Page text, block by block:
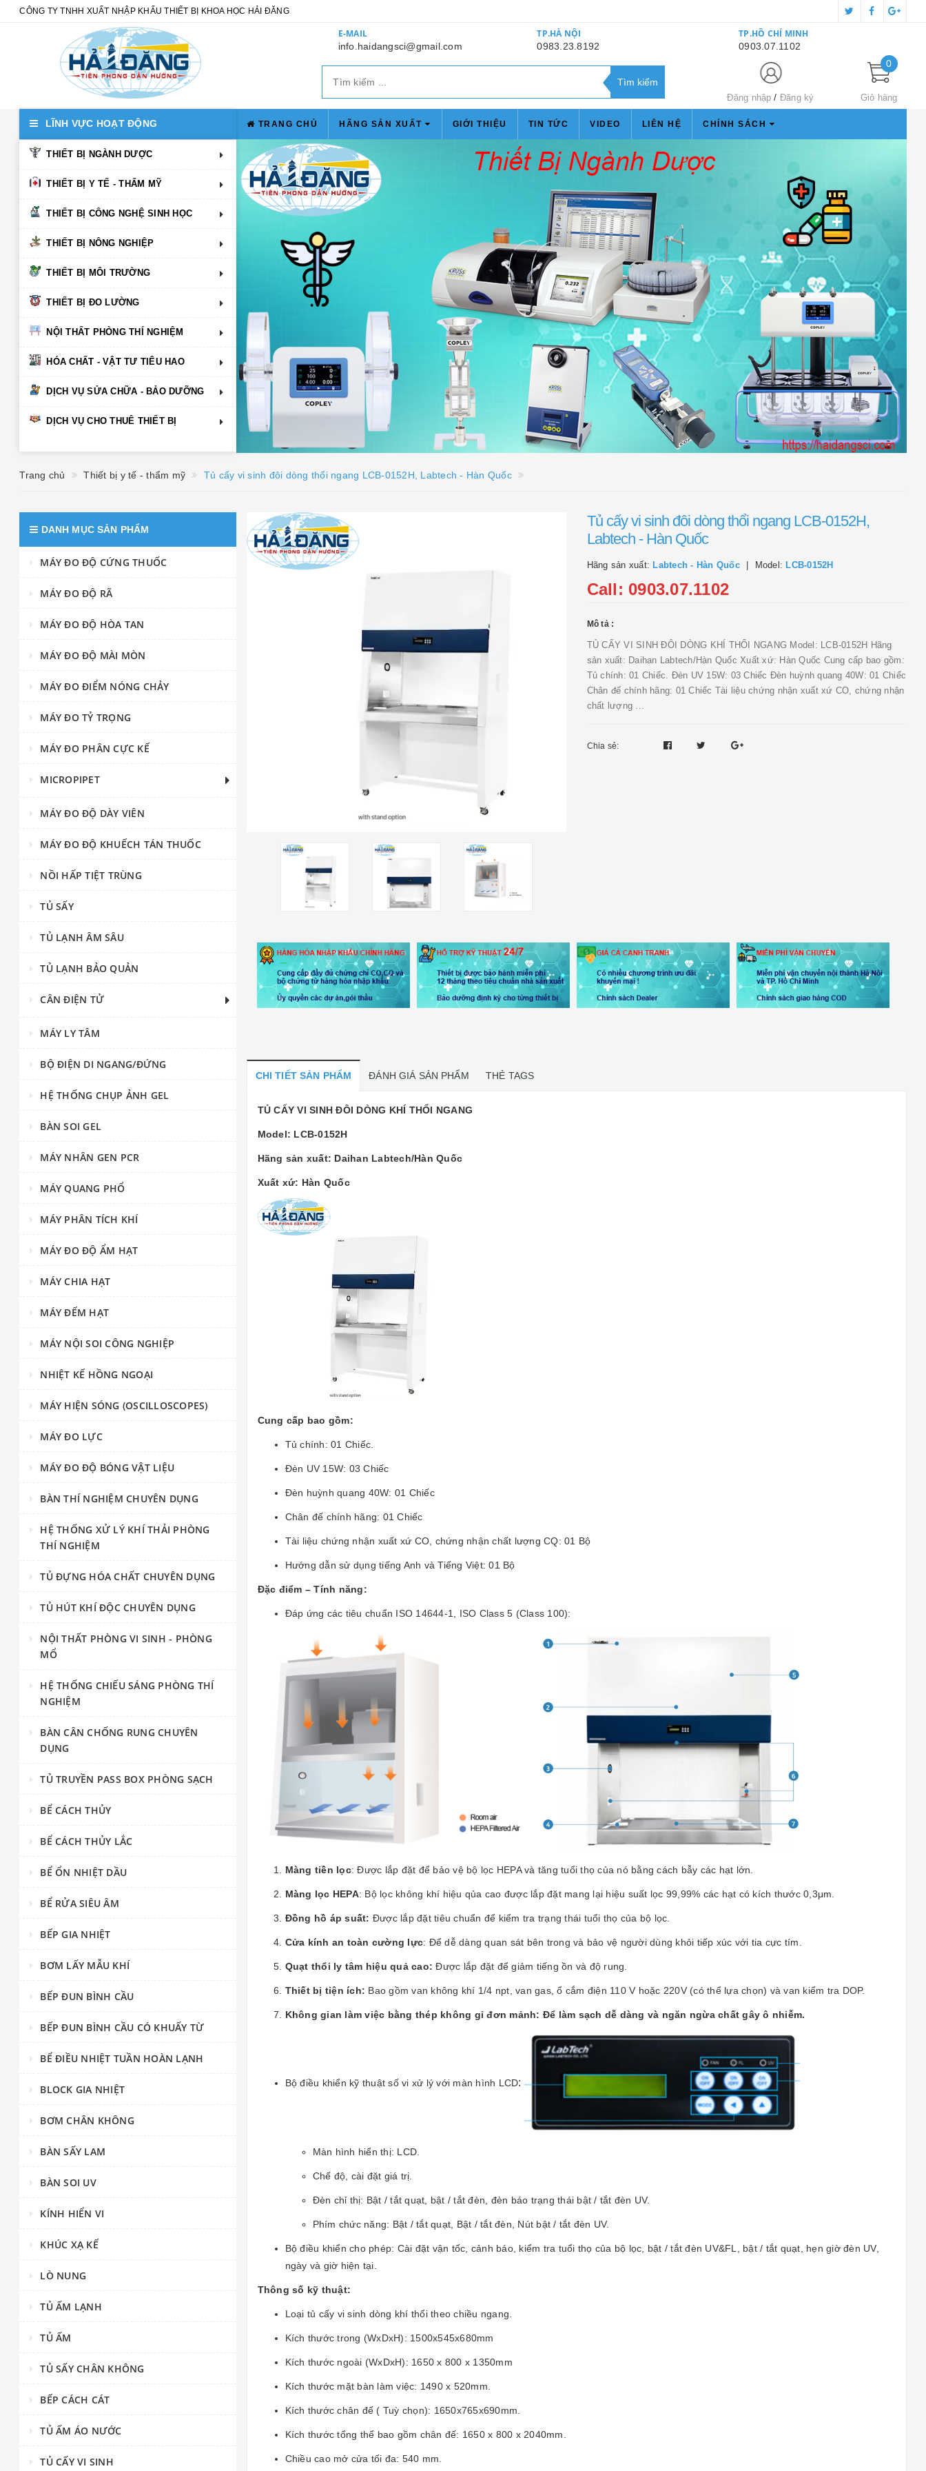
CÔNG TY TNHH XUẤT NHẬP KHẨU THIẾT BỊ KHOA HỌC HẢI ĐĂNG
E-MAIL
info.haidangsci@gmail.com
TP.HÀ NỘI
0983.23.8192
TP.HỒ CHÍ MINH
0903.07.1102
Đăng nhập Đăng ký
0
Giỏ hàng
TRANG CHỦ HÃNG SẢN XUẤT GIỚI THIỆU TIN TỨC VIDEO LIÊN HỆ CHÍNH SÁCH
LĨNH VỰC HOẠT ĐỘNG
THIẾT BỊ NGÀNH DƯỢC
THIẾT BỊ Y TẾ - THẨM MỸ
THIẾT BỊ CÔNG NGHỆ SINH HỌC
THIẾT BỊ NÔNG NGHIỆP
THIẾT BỊ MÔI TRƯỜNG
THIẾT BỊ ĐO LƯỜNG
NỘI THẤT PHÒNG THÍ NGHIỆM
HÓA CHẤT - VẬT TƯ TIÊU HAO
DỊCH VỤ SỬA CHỮA - BẢO DƯỠNG
DỊCH VỤ CHO THUÊ THIẾT BỊ
Trang chủ Thiết bị y tế - thẩm mỹ Tủ cấy vi sinh đôi dòng thổi ngang LCB-0152H, Labtech - Hàn Quốc
Tủ cấy vi sinh đôi dòng thổi ngang LCB-0152H,
Labtech - Hàn Quốc
Hãng sản xuất: Labtech - Hàn Quốc Model: LCB-0152H
Call: 0903.07.1102
Mô tả :
TỦ CẤY VI SINH ĐÔI DÒNG KHÍ THỔI NGANG Model: LCB-0152H Hãng
sản xuất: Daihan Labtech/Hàn Quốc Xuất xứ: Hàn Quốc Cung cấp bao gồm:
Tủ chính: 01 Chiếc. Đèn UV 15W: 03 Chiếc Đèn huỳnh quang 40W: 01 Chiếc
Chân đế chính hãng: 01 Chiếc Tài liệu chứng nhận xuất xứ CO, chứng nhận
chất lượng ...
Chia sẻ:
CHI TIẾT SẢN PHẨM ĐÁNH GIÁ SẢN PHẨM THẺ TAGS
TỦ CẤY VI SINH ĐÔI DÒNG KHÍ THỔI NGANG
Model: LCB-0152H
Hãng sản xuất: Daihan Labtech/Hàn Quốc
Xuất xứ: Hàn Quốc
Cung cấp bao gồm:
Tủ chính: 01 Chiếc.
Đèn UV 15W: 03 Chiếc
Đèn huỳnh quang 40W: 01 Chiếc
Chân đế chính hãng: 01 Chiếc
Tài liệu chứng nhận xuất xứ CO, chứng nhận chất lượng CQ: 01 Bộ
Hướng dẫn sử dụng tiếng Anh và Tiếng Việt: 01 Bộ
Đặc điểm – Tính năng:
Đáp ứng các tiêu chuẩn ISO 14644-1, ISO Class 5 (Class 100):
Màng tiền lọc: Được lắp đặt để bảo vệ bộ lọc HEPA và tăng tuổi thọ của nó bằng cách bẫy các hạt lớn.
Màng lọc HEPA: Bộ lọc không khí hiệu qủa cao được lắp đặt mang lại hiệu suất lọc 99,99% các hạt có kích thước 0,3μm.
Đồng hồ áp suất: Được lắp đặt tiêu chuẩn để kiểm tra trạng thái tuổi thọ của bộ lọc.
Cửa kính an toàn cường lực: Để dễ dàng quan sát bên trong và bảo vệ người dùng khỏi tiếp xúc với tia cực tím.
Quạt thổi ly tâm hiệu quả cao: Được lắp đặt để giảm tiếng ồn và độ rung.
Thiết bị tiện ích: Bao gồm van không khí 1/4 npt, van gas, ổ cắm điện 110 V hoặc 220V (có thể lựa chọn) và van kiểm tra DOP.
Không gian làm việc bằng thép không gỉ đơn mảnh: Để làm sạch dễ dàng và ngăn ngừa chất gây ô nhiễm.
Bộ điều khiển kỹ thuật số vi xử lý với màn hình LCD:
Màn hình hiển thị: LCD.
Chế độ, cài đặt giá trị.
Đèn chỉ thị: Bật / tắt quạt, bật / tắt đèn, đèn báo trạng thái bật / tắt đèn UV.
Phím chức năng: Bật / tắt quạt, Bật / tắt đèn, Nút bật / tắt đèn UV.
Bộ điều khiển cho phép: Cài đặt vận tốc, cảnh báo, kiểm tra tuổi thọ của bộ lọc, bật / tắt đèn UV&FL, bật / tắt quạt, hẹn giờ đèn UV,
ngày và giờ hiện tại.
Thông số kỹ thuật:
Loại tủ cấy vi sinh dòng khí thổi theo chiều ngang.
Kích thước trong (WxDxH): 1500x545x680mm
Kích thước ngoài (WxDxH): 1650 x 800 x 1350mm
Kích thước mặt bàn làm việc: 1490 x 520mm.
Kích thước chân đế ( Tuỳ chọn): 1650x765x690mm.
Kích thước tổng thể bao gồm chân đế: 1650 x 800 x 2040mm.
Chiều cao mở cửa tối đa: 540 mm.
DANH MỤC SẢN PHẨM
MÁY ĐO ĐỘ CỨNG THUỐC
MÁY ĐO ĐỘ RÃ
MÁY ĐO ĐỘ HÒA TAN
MÁY ĐO ĐỘ MÀI MÒN
MÁY ĐO ĐIỂM NÓNG CHẢY
MÁY ĐO TỶ TRỌNG
MÁY ĐO PHÂN CỰC KẾ
MICROPIPET
MÁY ĐO ĐỘ DÀY VIÊN
MÁY ĐO ĐỘ KHUẾCH TÁN THUỐC
NỒI HẤP TIỆT TRÙNG
TỦ SẤY
TỦ LẠNH ÂM SÂU
TỦ LẠNH BẢO QUẢN
CÂN ĐIỆN TỬ
MÁY LY TÂM
BỘ ĐIỆN DI NGANG/ĐỨNG
HỆ THỐNG CHỤP ẢNH GEL
BÀN SOI GEL
MÁY NHÂN GEN PCR
MÁY QUANG PHỔ
MÁY PHÂN TÍCH KHÍ
MÁY ĐO ĐỘ ẨM HẠT
MÁY CHIA HẠT
MÁY ĐẾM HẠT
MÁY NỘI SOI CÔNG NGHIỆP
NHIỆT KẾ HỒNG NGOẠI
MÁY HIỆN SÓNG (OSCILLOSCOPES)
MÁY ĐO LỰC
MÁY ĐO ĐỘ BÓNG VẬT LIỆU
BÀN THÍ NGHIỆM CHUYÊN DỤNG
HỆ THỐNG XỬ LÝ KHÍ THẢI PHÒNG
THÍ NGHIỆM
TỦ ĐỰNG HÓA CHẤT CHUYÊN DỤNG
TỦ HÚT KHÍ ĐỘC CHUYÊN DỤNG
NỘI THẤT PHÒNG VI SINH - PHÒNG
MỔ
HỆ THỐNG CHIẾU SÁNG PHÒNG THÍ
NGHIỆM
BÀN CÂN CHỐNG RUNG CHUYÊN
DỤNG
TỦ TRUYỀN PASS BOX PHÒNG SẠCH
BỂ CÁCH THỦY
BỂ CÁCH THỦY LẮC
BỂ ỔN NHIỆT DẦU
BỂ RỬA SIÊU ÂM
BẾP GIA NHIỆT
BƠM LẤY MẪU KHÍ
BẾP ĐUN BÌNH CẦU
BẾP ĐUN BÌNH CẦU CÓ KHUẤY TỪ
BỂ ĐIỀU NHIỆT TUẦN HOÀN LẠNH
BLOCK GIA NHIỆT
BƠM CHÂN KHÔNG
BÀN SẤY LAM
BÀN SOI UV
KÍNH HIỂN VI
KHÚC XẠ KẾ
LÒ NUNG
TỦ ẤM LẠNH
TỦ ẤM
TỦ SẤY CHÂN KHÔNG
BẾP CÁCH CÁT
TỦ ẤM ÁO NƯỚC
TỦ CẤY VI SINH